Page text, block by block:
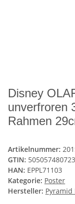
Disney
unverfroren
Rahmen
Artikelnummer:
GTIN:
HAN: EPPL71103
Kategorie: Poster
Hersteller: